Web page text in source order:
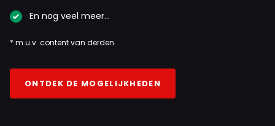
En nog veel meer…
* m.u.v. content van derden
ONTDEK DE MOGELIJKHEDEN